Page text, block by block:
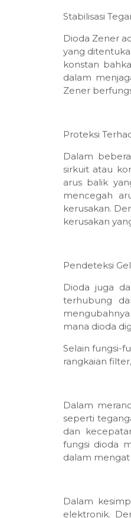
Stabilisasi
Dioda Zener
yang
konstan
dalam
Zener
Proteksi
Dalam
sirkuit atau
arus balik
mencegah
kerusakan.
kerusakan
Pendeteksi
Dioda juga
terhubung
mana dioda
Selain fungsi-
rangkaian
Dalam
seperti
dan
fungsi dioda
dalam
Dalam
elektronik.